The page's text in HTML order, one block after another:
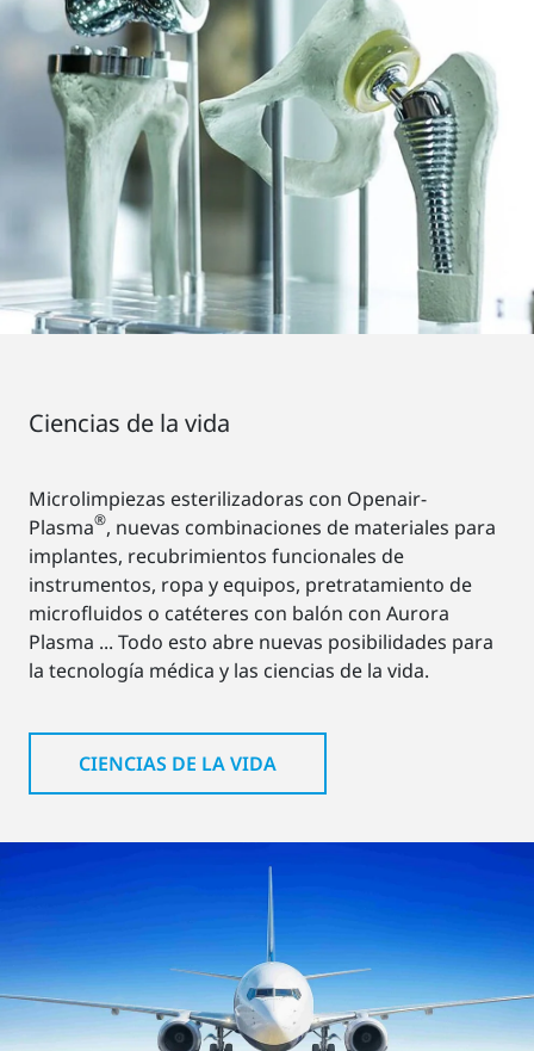
Ciencias de la vida
Microlimpiezas esterilizadoras con Openair-
Plasma®, nuevas combinaciones de materiales para
implantes, recubrimientos funcionales de
instrumentos, ropa y equipos, pretratamiento de
microfluidos o catéteres con balón con Aurora
Plasma ... Todo esto abre nuevas posibilidades para
la tecnología médica y las ciencias de la vida.
CIENCIAS DE LA VIDA